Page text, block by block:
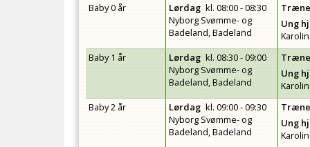
Baby 0 år
Lørdag kl.08:00 - 08:30
Nyborg Svømme- og
Badeland, Badeland
Ung
Baby 1 år
Lørdag kl.08:30 - 09:00
Nyborg Svømme- og
Badeland, Badeland
Ung
Baby 2 år
Lørdag kl.09:00 - 09:30
Nyborg Svømme- og
Badeland, Badeland
Ung